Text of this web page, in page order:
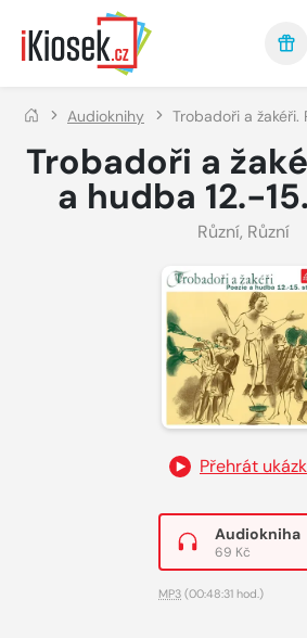
Přejít na hlavní obsah
Audioknihy Trobadoři a žakéři.
Trobadoři a
a hudba 12.-
Různí, Různí
Přehrát
Audiokniha
69 Kč
MP3 (00:48:31 hod.)